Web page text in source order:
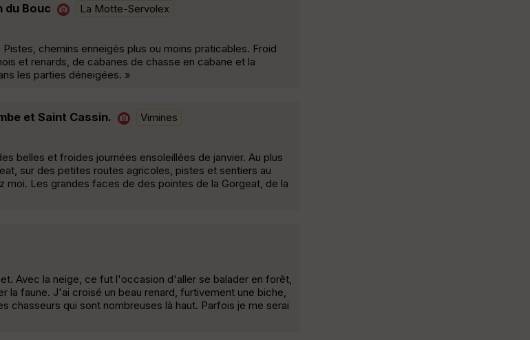
du Bouc La Motte-Servolex
chemins enneigés plus ou moins praticables. Froid
et renards, de cabanes de chasse en cabane et la
les parties déneigées. »
et Saint Cassin. Vimines
belles et froides journées ensoleillées de janvier. Au plus
sur des petites routes agricoles, pistes et sentiers au
Les grandes faces de des pointes de la Gorgeat, de la
Avec la neige, ce fut l'occasion d'aller se balader en forêt,
la faune. J'ai croisé un beau renard, furtivement une biche,
chasseurs qui sont nombreuses là haut. Parfois je me serai